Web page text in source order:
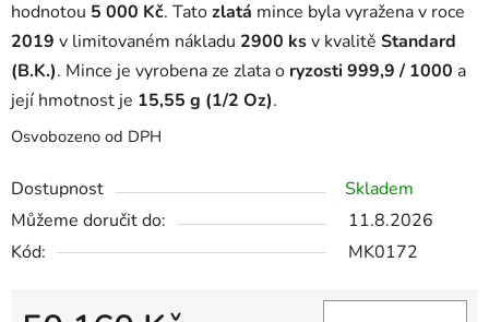
hodnotou 5 000 Kč. Tatozlatá mince byla vyražena v roce
2019 v limitovaném nákladu 2900 ksv kvalitě Standard
(B.K.). Mince je vyrobena ze zlata o ryzosti 999,9 / 1000 a
její hmotnost je 15,55 g (1/2 Oz).
Osvobozeno od DPH
Dostupnost
Skladem
Můžeme doručit do:
11.8.2026
Kód:
MK0172